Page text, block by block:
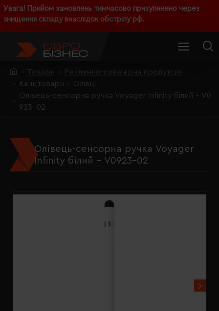
Увага! Прийом замовлень тимчасово призупинено через
знищення складу внаслідок обстрілу рф.
Товари
Рекламно-сувенірна продукція
Канцтовари
Олівці
Олівець-сенсорна ручка Voyager Infinity білий - V0
923-02
Олівець-сенсорна ручка Voyager
Infinity білий - V0923-02